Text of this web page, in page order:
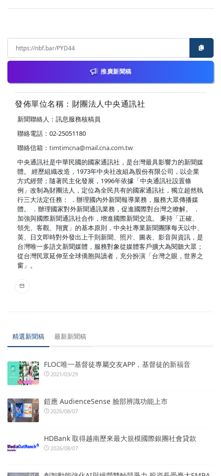
推廣新聞稿
發佈單位名稱：財團法人中央通訊社
新聞聯絡人：訊息服務核稿員
聯絡電話：02-25051180
聯絡信箱： timtimcna@mail.cna.com.tw
中央通訊社是中華民國的國家通訊社，是台灣最具影響力的新聞媒
體。 經歷組織改造，1973年中央社改組為股份有限公司，以企業
方式經營；隨著民主化發展，1996年依據「中央通訊社設置條
例」改制為財團法人，定位為全民共有的國家通訊社，獨立超然執
行三大法定任務： ．辦理國內外新聞報導業務，服務大眾傳播媒
體。 ．辦理國家對外新聞通訊業務，促進國際對台灣之瞭解。 ．
加強與國際新聞通訊社合作，增進國際新聞交流。 秉持「正確、
領先、客觀、翔實」的基本原則，中央社專業新聞團隊每天以中、
英、日文即時對外發出上千則新聞、照片、圖表、影音與資訊，是
台灣唯一多語文新聞媒體，服務對象從媒體客戶擴大為閱聽大眾；
從台灣民眾延伸至全球僑胞與讀者，充分扮演「台灣之眼，世界之
窗」。
精選新聞稿 最新新聞稿
FLOC唯一基督徒專屬交友APP，基督徒的新福音
2021/03/29
鎧應 AudienceSense 臉部辨識功能上市
2026/08/07
HDBank 取得越南歷來最大規模國際銀團社會貸款
2026/08/07